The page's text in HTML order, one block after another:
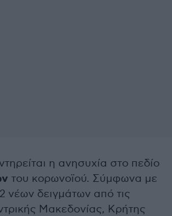
η ανησυχία στο πεδίο
του κορωνοϊού. Σύμφωνα με
νέων δειγμάτων από τις
Μακεδονίας, Κρήτης